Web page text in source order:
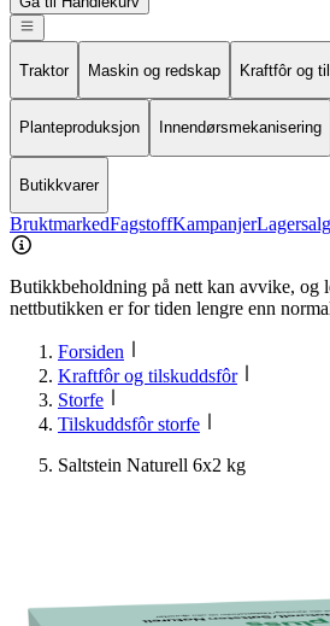
Traktor Maskin og redskap Kraftfôr og
Planteproduksjon Innendørsmekanisering
Butikkvarer
BruktmarkedFagstoffKampanjerLagersalg
Butikkbeholdning på nett kan avvike, og
nettbutikken er for tiden lengre enn
Forsiden
Kraftfôr og tilskuddsfôr
Storfe
Tilskuddsfôr storfe
Saltstein Naturell 6x2 kg